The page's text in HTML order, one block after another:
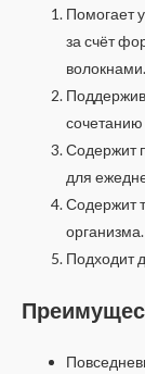
Помогает
за счёт
волокнами.
сочетанию
Содержит
для
Содержит
организма.
Подходит